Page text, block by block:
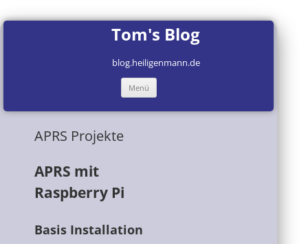
Tom's Blog
blog.heiligenmann.de
Menü Zum
springen
APRS Projekte
APRS mit
Raspberry Pi
Basis Installation